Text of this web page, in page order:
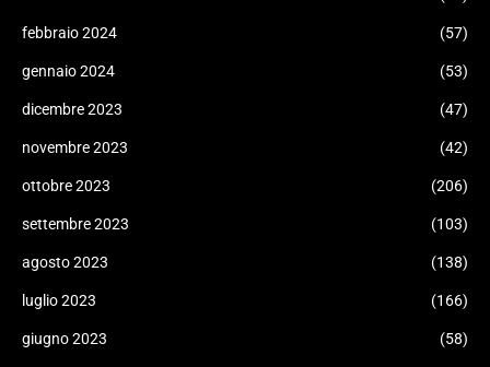
febbraio 2024 (57)
gennaio 2024 (53)
dicembre 2023 (47)
novembre 2023 (42)
ottobre 2023 (206)
settembre 2023 (103)
agosto 2023 (138)
luglio 2023 (166)
giugno 2023 (58)